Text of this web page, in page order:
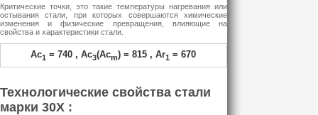
Критические точки, это такие температуры нагревания или
остывания стали, при которых совершаются химические
изменения и физические превращения, влияющие на
свойства и характеристики стали.
Ac1 = 740 , Ac3(Acm) = 815 , Ar1 = 670
Технологические свойства стали
марки 30Х :